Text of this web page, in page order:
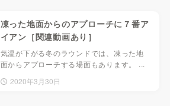
凍った地面からのアプローチに７番ア
イアン［関連動画あり］
気温が下がる冬のラウンドでは、凍った地
面からアプローチする場面もあります。 ...
2020年3月30日